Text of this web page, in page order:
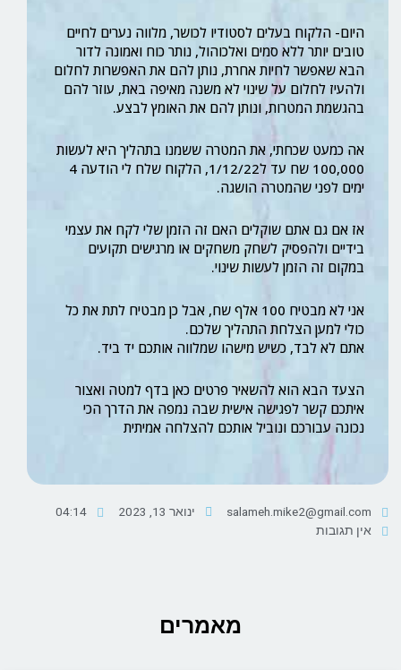
היום- הלקוח בעלים לסטודיו לכושר, מלווה נערים לחיים
טובים יותר ללא סמים ואלכוהול, נותר כוח ואמונה לדור
הבא שאפשר לחיות אחרת, נותן להם את האפשרות לחלום
ולהעיז לחלום על שינוי לא משנה מאיפה באת, עוזר להם
בהגשמת המטרות, ונותן להם את האומץ לבצע.
אה כמעט שכחתי, את המטרה ששמנו בתהליך היא לעשות
100,000 שח עד ל1/12/22, הלקוח שלח לי הודעה 4
ימים לפני שהמטרה הושגה.
אז אם גם אתם שוקלים האם זה הזמן שלי לקח את עצמי
בידיים ולהפסיק לשחק משחקים או מרגישים תקועים
במקום זה הזמן לעשות שינוי.
אני לא מבטיח 100 אלף שח, אבל כן מבטיח לתת את כל
כולי למען הצלחת התהליך שלכם.
אתם לא לבד, כשיש מישהו שמלווה אותכם יד ביד.
הצעד הבא הוא להשאיר פרטים כאן בדף למטה ואצור
איתכם קשר לפגישה אישית שבה נמפה את הדרך הכי
נכונה עבורכם ונוביל אותכם להצלחה אמיתית
salameh.mike2@gmail.com ינואר 13, 2023
04:14
אין תגובות
מאמרים